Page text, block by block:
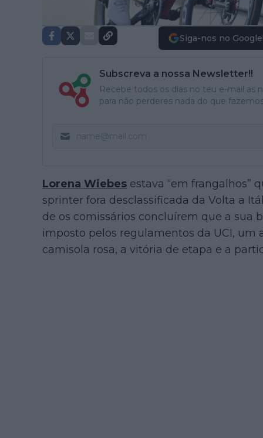
Siga-nos no Google!
Subscreva a nossa Newsletter!!
Recebe todos os dias no teu e-mail as
para não perderes nada do que
Lorena Wiebes estava “em frangalhos”
sprinter fora desclassificada da Volta a
de os comissários concluírem que a sua
imposto pelos regulamentos da UCI,
camisola rosa, a vitória de etapa e a